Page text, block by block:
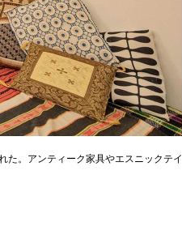
た。アンティーク家具やエスニックテイ